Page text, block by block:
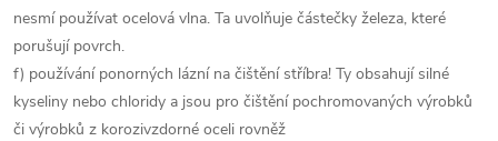
nesmí používat ocelová vlna. Ta uvolňuje částečky železa, které
porušují povrch.
f) používání ponorných lázní na čištění stříbra! Ty obsahují silné
kyseliny nebo chloridy a jsou pro čištění pochromovaných výrobků
či výrobků z korozivzdorné oceli rovněž